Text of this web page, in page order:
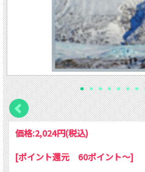
価格:2,024円(税込)
[ポイント還元 60ポイント～]